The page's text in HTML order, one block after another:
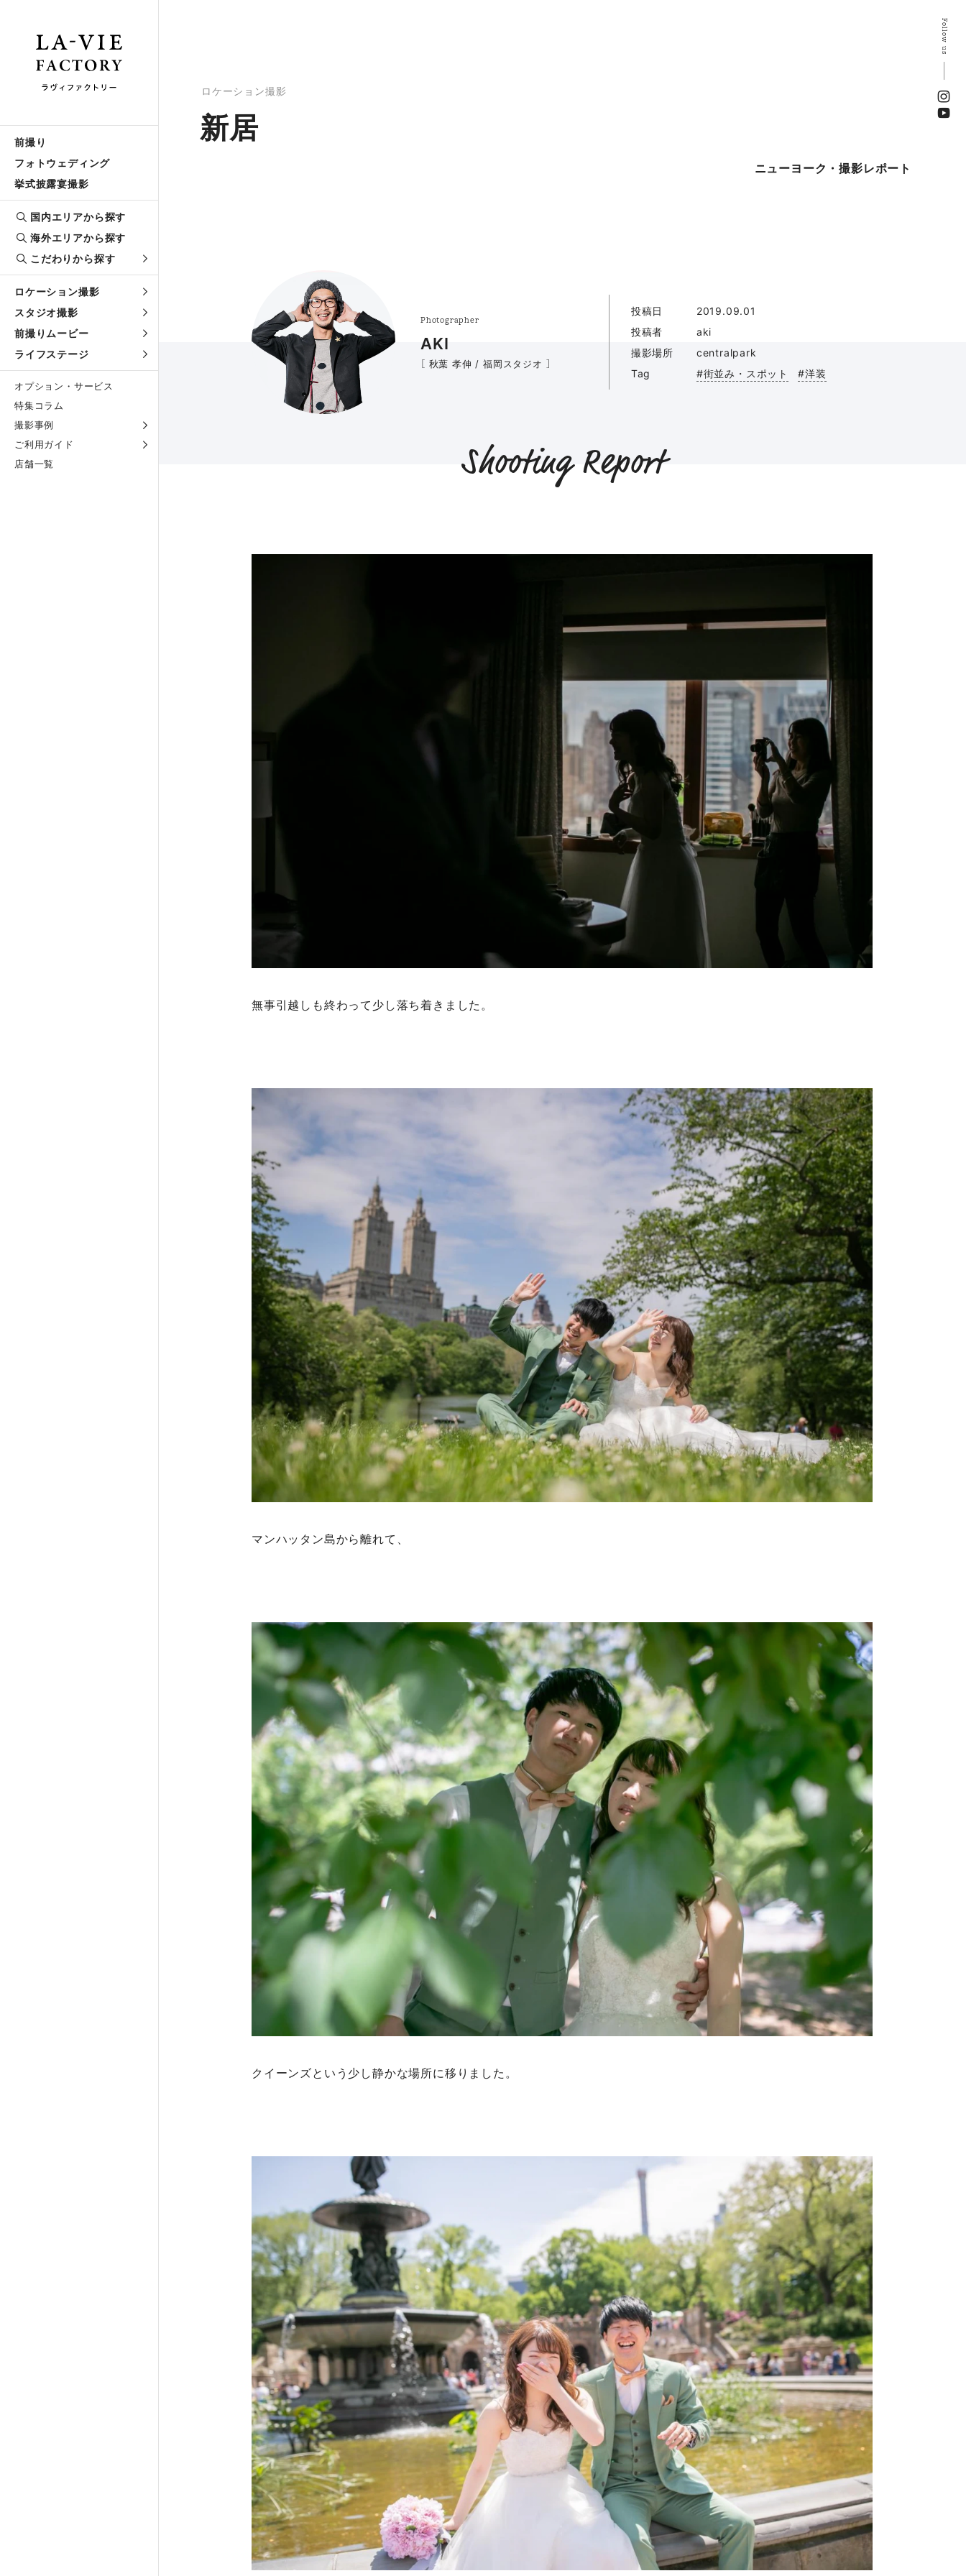
前撮り
フォトウェディング
挙式披露宴撮影
国内エリアから探す
海外エリアから探す
こだわりから探す
ロケーション撮影
スタジオ撮影
前撮りムービー
ライフステージ
オプション・サービス
特集コラム
撮影事例
ご利用ガイド
店舗一覧
ロケーション撮影
新居
ニューヨーク・撮影レポート
Follow us
Photographer
AKI
［ 秋葉 孝伸 / 福岡スタジオ ］
投稿日
2019.09.01
投稿者
aki
撮影場所
centralpark
Tag
#街並み・スポット #洋装
Shooting Report
無事引越しも終わって少し落ち着きました。
マンハッタン島から離れて、
クイーンズという少し静かな場所に移りました。